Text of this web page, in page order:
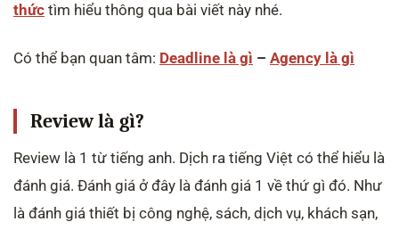
thức tìm hiểu thông qua bài viết này nhé.
Có thể bạn quan tâm: Deadline là gì – Agency là gì
Review là gì?
Review là 1 từ tiếng anh. Dịch ra tiếng Việt có thể hiểu là
đánh giá. Đánh giá ở đây là đánh giá 1 về thứ gì đó. Như
là đánh giá thiết bị công nghệ, sách, dịch vụ, khách sạn,